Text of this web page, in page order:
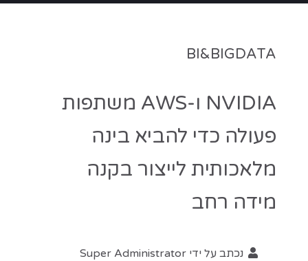
BI&BIGDATA
NVIDIA ו-AWS משתפות
פעולה כדי להביא בינה
מלאכותית לייצור בקנה
מידה רחב
נכתב על ידי Super Administrator